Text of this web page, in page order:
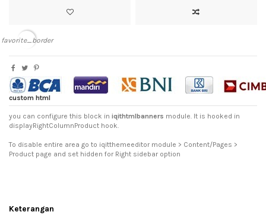
favorite_border
custom html
you can configure this block in iqithtmlbanners module. It is hooked in
displayRightColumnProduct hook.
To disable entire area go to iqitthemeeditor module > Content/Pages >
Product page and set hidden for Right sidebar option
Keterangan